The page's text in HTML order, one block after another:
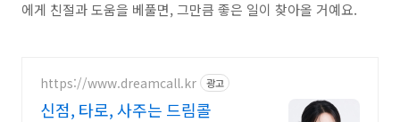
에게 친절과 도움을 베풀면, 그만큼 좋은 일이 찾아올 거예요.
https://www.dreamcall.kr 광고
신점, 타로, 사주는 드림콜